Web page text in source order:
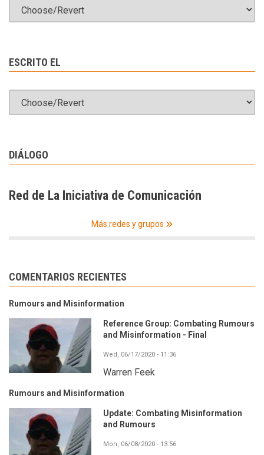
ESCRITO EL
DIÁLOGO
Red de La Iniciativa de Comunicación
Más redes y grupos
COMENTARIOS RECIENTES
Rumours and Misinformation
Reference Group: Combating Rumours
and Misinformation - Final
Wed, 06/17/2020 - 11:36
Warren Feek
Rumours and Misinformation
Update: Combating Misinformation
and Rumours
Mon, 06/08/2020 - 13:56